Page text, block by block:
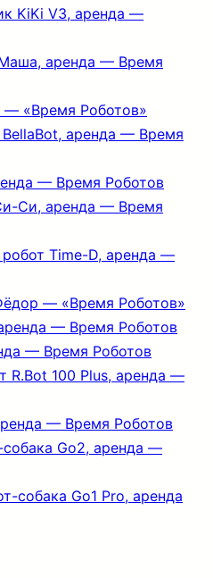
KiKi V3, аренда —
аренда — Время
— «Время Роботов»
аренда — Время
— Время Роботов
Си, аренда — Время
Time-D, аренда —
— «Время Роботов»
— Время Роботов
— Время Роботов
R.Bot 100 Plus, аренда —
— Время Роботов
Go2, аренда —
собака Go1 Pro, аренда